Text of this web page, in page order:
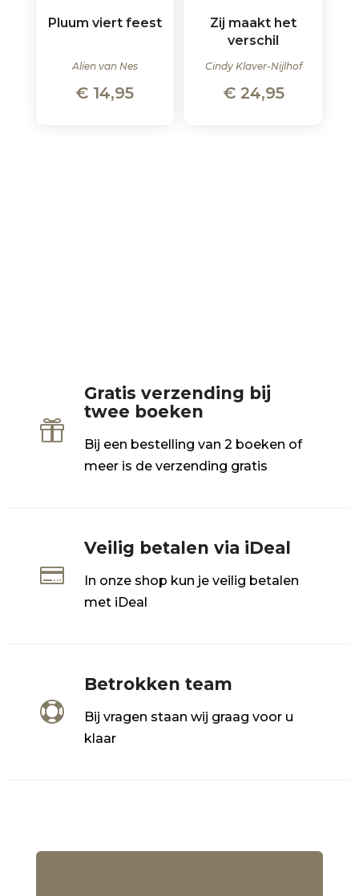
Pluum viert feest
Alien van Nes
€ 14,95
Zij maakt het
verschil
Cindy Klaver-Nijlhof
€24,95

Gratis verzending bij
twee boeken
Bij een bestelling van 2 boeken of
meer is de verzending gratis

Veilig betalen via iDeal
In onze shop kun je veilig betalen
met iDeal

Betrokken team
Bij vragen staan wij graag voor u
klaar